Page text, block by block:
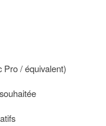
Pro / équivalent)